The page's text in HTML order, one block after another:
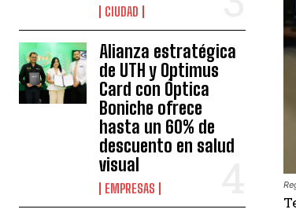
CIUDAD
Alianza estratégica
de UTH y Optimus
Card con Óptica
Boniche ofrece
hasta un 60% de
descuento en salud
visual
EMPRESAS
T